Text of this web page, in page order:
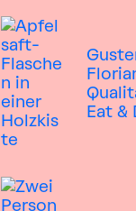
Eat &